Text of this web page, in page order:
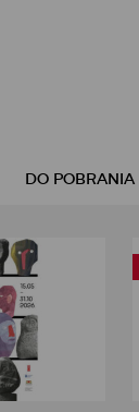
DO POBRANIA